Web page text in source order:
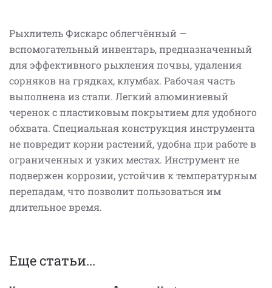
Рыхлитель Фискарс облегчённый —
вспомогательный инвентарь, предназначенный
для эффективного рыхления почвы, удаления
сорняков на грядках, клумбах. Рабочая часть
выполнена из стали. Легкий алюминиевый
черенок с пластиковым покрытием для удобного
обхвата. Специальная конструкция инструмента
не повредит корни растений, удобна при работе в
ограниченных и узких местах. Инструмент не
подвержен коррозии, устойчив к температурным
перепадам, что позволит пользоваться им
длительное время.
Еще статьи...